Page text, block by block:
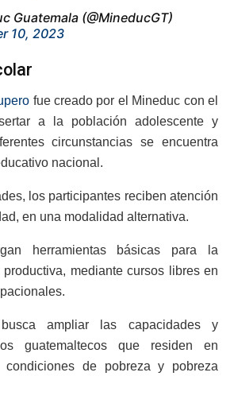
Guatemala (@MineducGT)
10, 2023
fue creado por el Mineduc con el
a la población adolescente y
circunstancias se encuentra
nacional.
los participantes reciben atención
en una modalidad alternativa.
herramientas básicas para la
mediante cursos libres en
ampliar las capacidades y
guatemaltecos que residen en
condiciones de pobreza y pobreza